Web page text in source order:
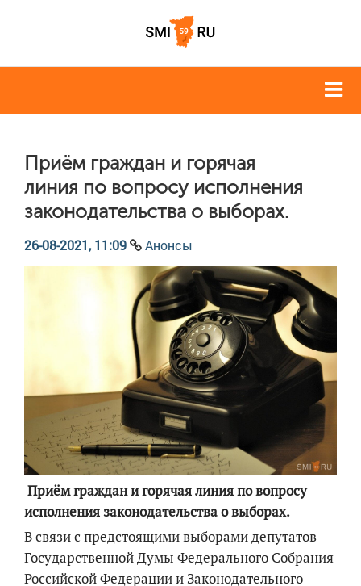
Приём граждан и горячая
линия по вопросу исполнения
законодательства о выборах.
26-08-2021, 11:09 Анонсы
Приём граждан и горячая линия по вопросу
исполнения законодательства о выборах.
В связи с предстоящими выборами депутатов
Государственной Думы Федерального Собрания
Российской Федерации и Законодательного